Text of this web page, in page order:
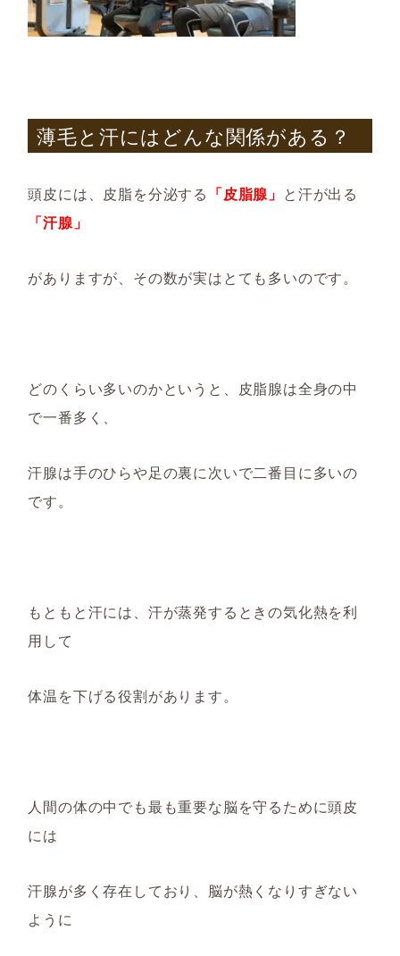
薄毛と汗にはどんな関係がある？
頭皮には、皮脂を分泌する 「皮脂腺」 と汗が出る
「汗腺」
がありますが、その数が実はとても多いのです。
どのくらい多いのかというと、皮脂腺は全身の中
で一番多く、
汗腺は手のひらや足の裏に次いで二番目に多いの
です。
もともと汗には、汗が蒸発するときの気化熱を利
用して
体温を下げる役割があります。
人間の体の中でも最も重要な脳を守るために頭皮
には
汗腺が多く存在しており、脳が熱くなりすぎない
ように